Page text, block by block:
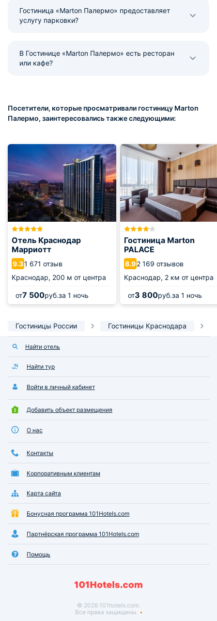
Гостиница «Marton Палермо» предоставляет
услугу парковки?
В Гостинице «Marton Палермо» есть ресторан
или кафе?
Посетители, которые просматривали гостиницу Marton
Палермо, заинтересовались также следующими:
Отель Краснодар
Марриотт
9.31 671 отзыв
Краснодар, 200 м от центра
от7 500руб.за 1 ночь
Гостиница Marton
PALACE
8.92 169 отзывов
Краснодар, 2 км от центра
от3 800руб.за 1 ночь
Гостиницы России Гостиницы Краснодара
Найти отель
Найти тур
Войти в личный кабинет
Добавить объект размещения
О нас
Контакты
Корпоративным клиентам
Карта сайта
Бонусная программа 101Hotels.com
Партнёрская программа 101Hotels.com
Помощь
© 2026 101hotels.com.
Все права защищены.